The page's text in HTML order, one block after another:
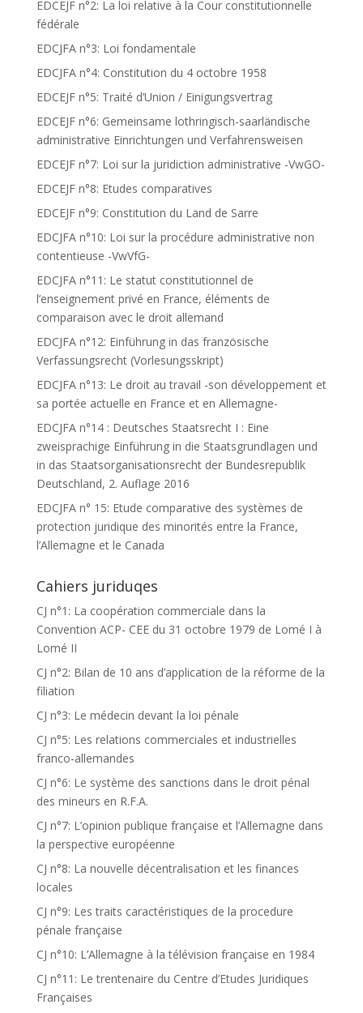
EDCEJF n°2: La loi relative à la Cour constitutionnelle
fédérale
EDCJFA n°3: Loi fondamentale
EDCJFA n°4: Constitution du 4 octobre 1958
EDCEJF n°5: Traité d’Union / Einigungsvertrag
EDCEJF n°6: Gemeinsame lothringisch-saarländische
administrative Einrichtungen und Verfahrensweisen
EDCEJF n°7: Loi sur la juridiction administrative -VwGO-
EDCEJF n°8: Etudes comparatives
EDCEJF n°9: Constitution du Land de Sarre
EDCJFA n°10: Loi sur la procédure administrative non
contentieuse -VwVfG-
EDCJFA n°11: Le statut constitutionnel de
l’enseignement privé en France, éléments de
comparaison avec le droit allemand
EDCJFA n°12: Einführung in das französische
Verfassungsrecht (Vorlesungsskript)
EDCJFA n°13: Le droit au travail -son développement et
sa portée actuelle en France et en Allemagne-
EDCJFA n°14 : Deutsches Staatsrecht I : Eine
zweisprachige Einführung in die Staatsgrundlagen und
in das Staatsorganisationsrecht der Bundesrepublik
Deutschland, 2. Auflage 2016
EDCJFA n° 15: Etude comparative des systèmes de
protection juridique des minorités entre la France,
l’Allemagne et le Canada
Cahiers juriduqes
CJ n°1: La coopération commerciale dans la
Convention ACP- CEE du 31 octobre 1979 de Lomé I à
Lomé II
CJ n°2: Bilan de 10 ans d’application de la réforme de la
filiation
CJ n°3: Le médecin devant la loi pénale
CJ n°5: Les relations commerciales et industrielles
franco-allemandes
CJ n°6: Le système des sanctions dans le droit pénal
des mineurs en R.F.A.
CJ n°7: L’opinion publique française et l’Allemagne dans
la perspective européenne
CJ n°8: La nouvelle décentralisation et les finances
locales
CJ n°9: Les traits caractéristiques de la procedure
pénale française
CJ n°10: L’Allemagne à la télévision française en 1984
CJ n°11: Le trentenaire du Centre d’Etudes Juridiques
Françaises